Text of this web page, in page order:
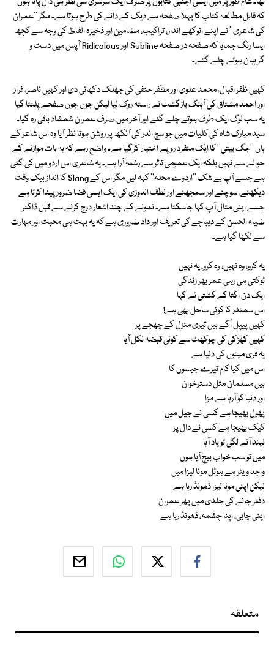
کہ قابل مطالعہ کتاب کا پہلا صفحہ ہے دیگ کے دانے کی طرح ہوتا ہے۔ مگر ''عمران
کی شاعری'' نے اپنے انوکھے انداز، تراکیب، مضامین اور ذخیرہ الفاظ کی وجہ سے کچھ
ایسا رنگ جمایا کہ صفحہ در صفحہ Subline اور Ridicolous آپس میں دست و
گریبان ہوتے چلے گئے۔
کہیں ظفر اقبال، محمد علوی اور مظفر حنفی کی جھلک دکھائی دی اور کہیں ناصر، فراز
اور احمد مشتاق کی آہنگ بازگشت نے راستہ روک لیا لیکن جوں جوں صفحے پلٹتا گیا
یہ سب لوگ ایک طرف ہوتے چلے گئے اور آخر میں صرف عمران شمشاد باقی رہ گیا۔
سید مبارک شاہ کی کلیات میں جو سچ اندر کی آنکھ پر روشن ہوتا نظر آیا وہ اس شاعر کے
ہاں ''جگ بیتی'' کا ایک منفرد روپے اختیار کرگیا ہے۔ واضح رہے کہ یہ بات موازنے کے
حوالے سے نہیں بلکہ ایک عمومی تاثر سے رشتہ آرا ہے۔ یہ شاعری اس اردو میں کی گئی
ہے جسے آپ بے شک ''اردوے محلہ'' کہہ لیں مگر اس کے Slang کا انداز بیک وقت
دیکھنے، سوچنے اور سمجھنے اور لطف اندوزی کی ایک ایسی فضا ضرور پیدا کرتا ہے
جسے اپنی مثال آپ کہا جاسکتا ہے۔ نمونے کے چند اشعار درج کرنے سے قبل ڈاکٹر
ضیاء الحسن کے دیباچے کی تعریف اور داد ضروری ہے کہ یہ بہت ہی محبت اور مہارت
سے لکھا گیا ہے۔
یہ کرو، وہ نہیں، وہ کرو، یہ نہیں
ٹوکتی ہی رہی عمر بھر زندگی
ایک دن اکتا کے کشتی نے کہا
اس سمندر کا کوئی ساحل بھی ہے!
کہیں پیپل اُگے ہیں تیری منزل کے چھجے پر
کہیں کھڑکی کی چوکھٹ سے کوئی قبضہ نکل آیا
یہ فری مینوں کی دنیا ہے
اس میں کیا کام تیرے جیسوں کا
ہیں مسلمان مثل دسترخوان
اور دنیا کو آرہا ہے مزا
پھول بھیجا ہے کسی نے جیل میں
کیک بھیجا ہے کسی نے دال پر
نیند آنے لگی تو یاد آیا
میں تو سب خواب بیچ آیا ہوں
واجد ویٹر ہے ہوٹل مونا لیزا میں
لیکن اپنی مونا لیزا ڈھونڈ رہا ہے
دفتر جانے کی جلدی میں پھر عمران
اپنی چابی، اپنا چشمہ، ڈھونڈ رہا ہے
متعلقہ